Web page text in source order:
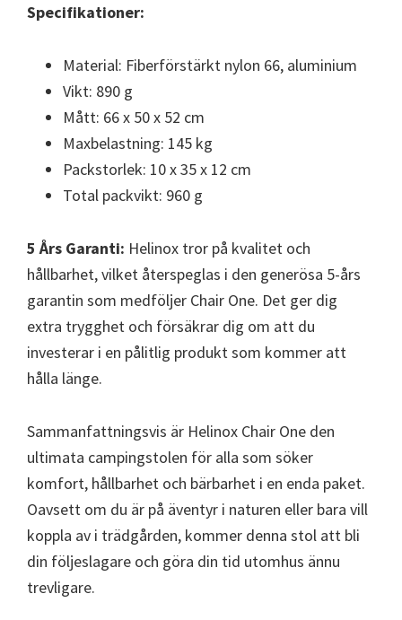
Specifikationer:
Material: Fiberförstärkt nylon 66, aluminium
Vikt: 890 g
Mått: 66 x 50 x 52 cm
Maxbelastning: 145 kg
Packstorlek: 10 x 35 x 12 cm
Total packvikt: 960 g
5 Års Garanti: Helinox tror på kvalitet och
hållbarhet, vilket återspeglas i den generösa 5-års
garantin som medföljer Chair One. Det ger dig
extra trygghet och försäkrar dig om att du
investerar i en pålitlig produkt som kommer att
hålla länge.
Sammanfattningsvis är Helinox Chair One den
ultimata campingstolen för alla som söker
komfort, hållbarhet och bärbarhet i en enda paket.
Oavsett om du är på äventyr i naturen eller bara vill
koppla av i trädgården, kommer denna stol att bli
din följeslagare och göra din tid utomhus ännu
trevligare.